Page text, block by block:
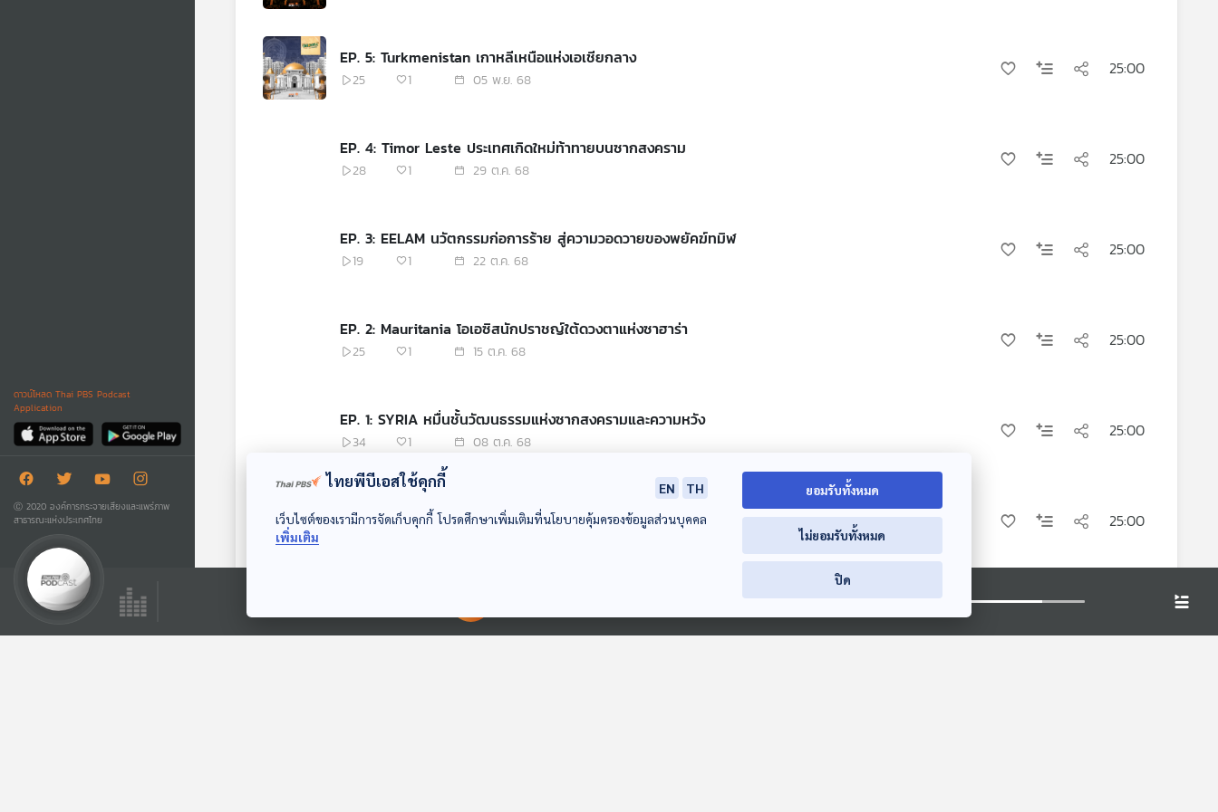
ดาวน์โหลด Thai PBS Podcast
Application
Ⓒ 2020 องค์การกระจายเสียงและแพร่ภาพ
สาธารณะแห่งประเทศไทย
EP. 5: Turkmenistan เกาหลีเหนือแห่งเอเชียกลาง
25 1 05 พ.ย. 68
25:00
EP. 4: Timor Leste ประเทศเกิดใหม่ท้าทายบนซากสงคราม
28 1 29 ต.ค. 68
25:00
EP. 3: EELAM นวัตกรรมก่อการร้าย สู่ความวอดวายของพยัคฆ์ทมิฬ
19 1 22 ต.ค. 68
25:00
EP. 2: Mauritania โอเอซิสนักปราชญ์ใต้ดวงตาแห่งซาฮาร่า
25 1 15 ต.ค. 68
25:00
EP. 1: SYRIA หมื่นชั้นวัฒนธรรมแห่งซากสงครามและความหวัง
34 1 08 ต.ค. 68
25:00
EP. 1: ARTSAKH ประเทศที่ไม่มีจริง 25:00
00:00:00
ไทยพีบีเอสใช้คุกกี้ EN
TH
เว็บไซต์ของเรามีการจัดเก็บคุกกี้ โปรดศึกษาเพิ่มเติมที่นโยบายคุ้มครองข้อมูลส่วนบุคคล
เพิ่มเติม
ยอมรับทั้งหมด
ไม่ยอมรับทั้งหมด
ปิด